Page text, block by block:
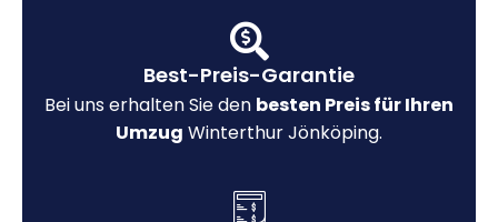
Best-Preis-Garantie
Bei uns erhalten Sie den besten Preis für Ihren
Umzug Winterthur Jönköping.